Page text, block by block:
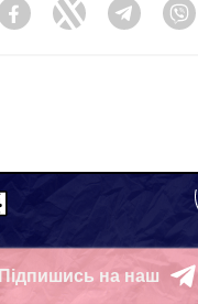
FacebookTwitter Telegram
Підпишись на наш
Telegram